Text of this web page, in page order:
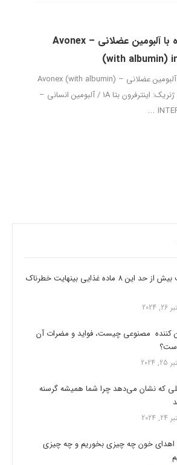
آوونوکس همراه با آلبومین عضلانی – Avonex
(with albumin)
آوونوکس همراه با آلبومین عضلانی – Avonex (with albumin)
intramuscular نام ژنریک: اینترفرون بتا 1A / آلبومین انسانی –
مصرف بیش از حد این 8 ماده غذایی بینهایت خطرناک
2024
کننده مصنوعی چیست، فواید و مضرات آن
2024
که نشان می‌دهد چرا شما همیشه گرسنه
2024
اهدای خون چه چیزی بخوریم و چه چیزی